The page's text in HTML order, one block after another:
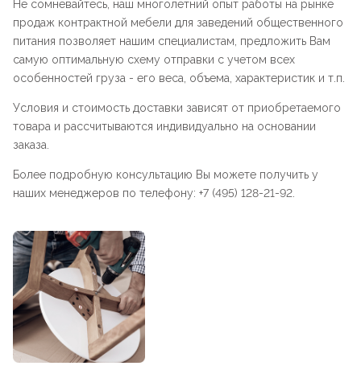
Не сомневайтесь, наш многолетний опыт работы на рынке
продаж контрактной мебели для заведений общественного
питания позволяет нашим специалистам, предложить Вам
самую оптимальную схему отправки с учетом всех
особенностей груза - его веса, объема, характеристик и т.п.
Условия и стоимость доставки зависят от приобретаемого
товара и рассчитываются индивидуально на основании
заказа.
Более подробную консультацию Вы можете получить у
наших менеджеров по телефону: +7 (495) 128-21-92.